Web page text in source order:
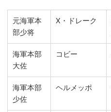
元海軍本
部少将
X・ドレーク
海軍本部
大佐
コビー
海軍本部
少佐
ヘルメッポ